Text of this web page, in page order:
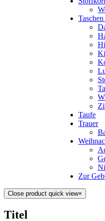
Taufe
Trauer
Zur
Close product quick view×
Titel